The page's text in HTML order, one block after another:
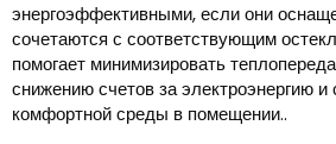
энергоэффективными, если они
сочетаются с соответствующим
помогает минимизировать
снижению счетов за электроэнергию
комфортной среды в помещении..